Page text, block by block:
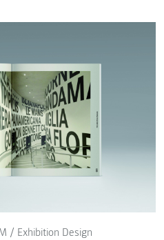
/ Exhibition Design